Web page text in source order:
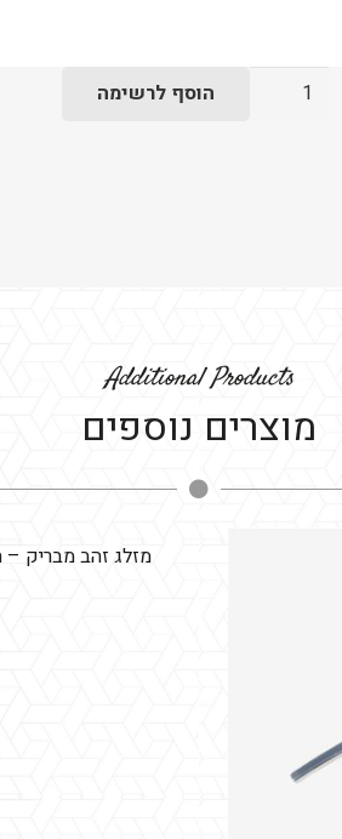
כמות
הוסף לרשימה
Additional Products
מוצרים נוספים
מזלג זהב מבריק –